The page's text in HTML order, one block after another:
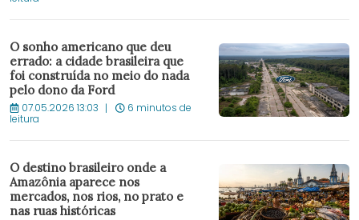
O sonho americano que deu
errado: a cidade brasileira que
foi construída no meio do nada
pelo dono da Ford
07.05.2026 13:03 6 minutos de
leitura
O destino brasileiro onde a
Amazônia aparece nos
mercados, nos rios, no prato e
nas ruas históricas